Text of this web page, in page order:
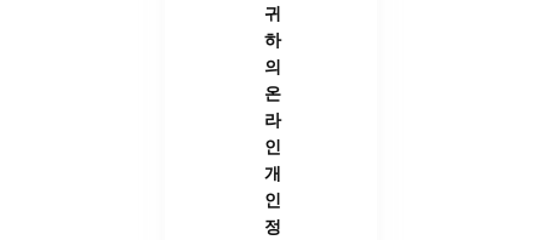
귀
하
의
온
라
인
개
인
정